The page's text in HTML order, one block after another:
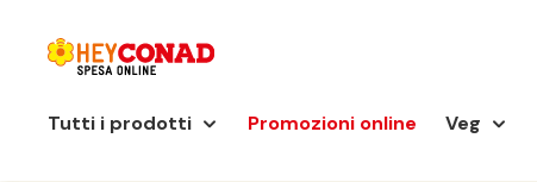
Tutti i prodotti Promozioni online Veg